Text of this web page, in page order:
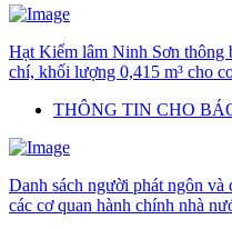
Hạt Kiểm lâm Ninh Sơn thông
chí, khối lượng 0,415 m³ cho
THÔNG TIN CHO
Danh sách người phát ngôn và
các cơ quan hành chính nhà